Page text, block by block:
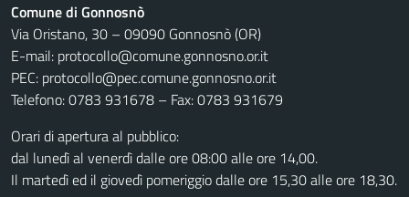
Comune di Gonnosnò
Via Oristano, 30 – 09090 Gonnosnò (OR)
E-mail: protocollo@comune.gonnosno.or.it
PEC: protocollo@pec.comune.gonnosno.or.it
Telefono: 0783 931678 – Fax: 0783 931679
Orari di apertura al pubblico:
dal lunedì al venerdì dalle ore 08:00 alle ore 14,00.
Il martedì ed il giovedì pomeriggio dalle ore 15,30 alle ore 18,30.